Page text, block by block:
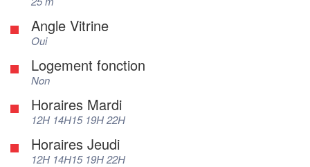
Angle Vitrine
Oui
Logement fonction
Non
Horaires Mardi
12H 14H15 19H 22H
Horaires Jeudi
12H 14H15 19H 22H